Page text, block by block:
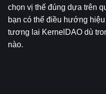
chọn vị thế đúng dựa trên
bạn có thể điều hướng
tương lai KernelDAO dù
nào.